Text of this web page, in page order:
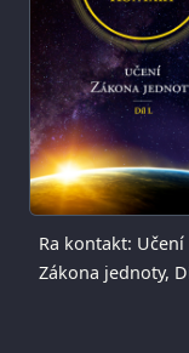
Ra kontakt: Učení
Zákona jednoty,